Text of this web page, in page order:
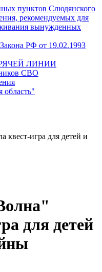
пунктов Слюдянского
рекомендуемых для
вынужденных
РФ от 19.02.1993
ЛИНИИ
СВО
область"
игра для детей и
для детей